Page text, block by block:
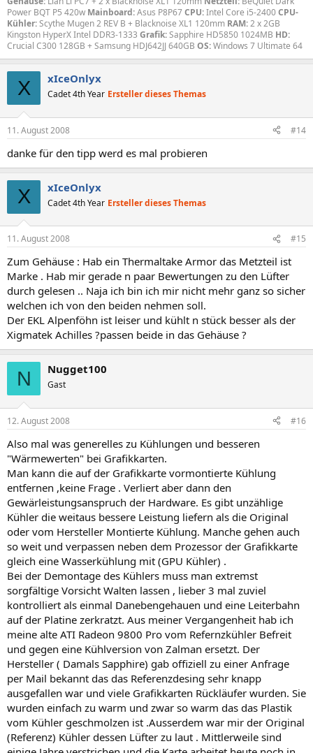
Power BQT P5 420w Mainboard:Asus P8P67CPU:Intel Core i5-2400CPU-
Kühler:Scythe Mugen 2 REV B + Blacknoise XL1 120mm RAM:2 x 2GB
Kingston HyperX Intel DDR3-1333 Grafik:Sapphire HD5850 1024MB HD:
Crucial C300 128GB + Samsung HDJ642JJ 640GB OS:Windows 7 Ultimate 64
X xIceOnlyx
Cadet 4th Year Ersteller dieses Themas
11. August 2008 #14
danke für den tipp werd es mal probieren
X xIceOnlyx
Cadet 4th Year Ersteller dieses Themas
11. August 2008 #15
Zum Gehäuse : Hab ein Thermaltake Armor das Metzteil ist
Marke . Hab mir gerade n paar Bewertungen zu den Lüfter
durch gelesen .. Naja ich bin ich mir nicht mehr ganz so sicher
welchen ich von den beiden nehmen soll.
Der EKL Alpenföhn ist leiser und kühlt n stück besser als der
Xigmatek Achilles ?passen beide in das Gehäuse ?
N Nugget100
Gast
12. August 2008 #16
Also mal was generelles zu Kühlungen und besseren
"Wärmewerten" bei Grafikkarten.
Man kann die auf der Grafikkarte vormontierte Kühlung
entfernen ,keine Frage . Verliert aber dann den
Gewärleistungsanspruch der Hardware. Es gibt unzählige
Kühler die weitaus bessere Leistung liefern als die Original
oder vom Hersteller Montierte Kühlung. Manche gehen auch
so weit und verpassen neben dem Prozessor der Grafikkarte
gleich eine Wasserkühlung mit (GPU Kühler) .
Bei der Demontage des Kühlers muss man extremst
sorgfältige Vorsicht Walten lassen , lieber 3 mal zuviel
kontrolliert als einmal Danebengehauen und eine Leiterbahn
auf der Platine zerkratzt. Aus meiner Vergangenheit hab ich
meine alte ATI Radeon 9800 Pro vom Refernzkühler Befreit
und gegen eine Kühlversion von Zalman ersetzt. Der
Hersteller ( Damals Sapphire) gab offiziell zu einer Anfrage
per Mail bekannt das das Referenzdesing sehr knapp
ausgefallen war und viele Grafikkarten Rückläufer wurden. Sie
wurden einfach zu warm und zwar so warm das das Plastik
vom Kühler geschmolzen ist .Ausserdem war mir der Original
(Referenz) Kühler dessen Lüfter zu laut . Mittlerweile sind